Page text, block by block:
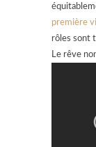
première
rôles sont
Le rêve